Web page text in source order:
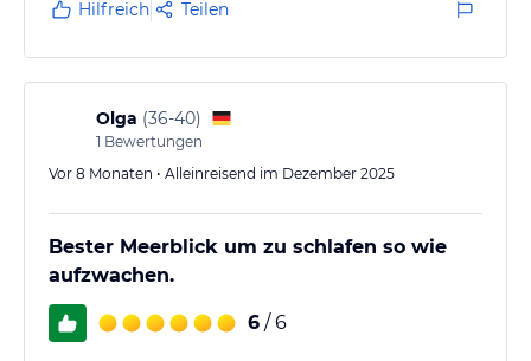
Natrürlich kommen wir sehr gern wieder!
Hilfreich Teilen
Olga (36-40)
1 Bewertungen
Vor 8 Monaten • Alleinreisend im Dezember 2025
Bester Meerblick um zu schlafen so wie
aufzwachen.
6 / 6